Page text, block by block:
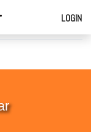
LOGIN